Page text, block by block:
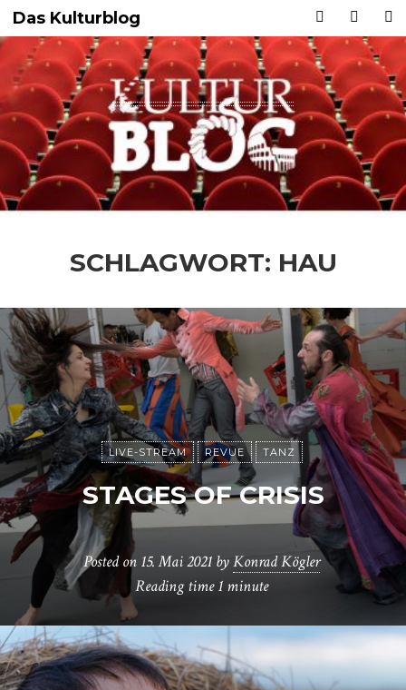
Das Kulturblog
SCHLAGWORT: HAU
LIVE-STREAM REVUE TANZ
STAGES OF CRISIS
Posted on 15. Mai 2021 byKonrad Kögler
Reading time1 minute